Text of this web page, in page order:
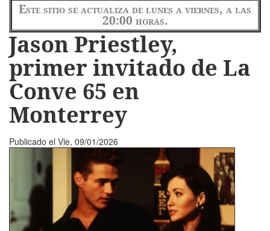
Este sitio se actualiza de lunes a viernes, a las
20:00 horas.
Jason Priestley,
primer invitado de La
Conve 65 en
Monterrey
Publicado el Vie, 09/01/2026